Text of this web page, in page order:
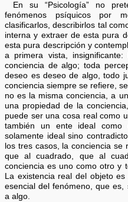
En su “Psicología” no
fenómenos psíquicos por
clasificarlos, describirlos tal
interna y extraer de esta pura
esta pura descripción y
a primera vista,
conciencia de algo; toda
deseo es deseo de algo, todo
conciencia siempre se refiere,
no es la misma conciencia, a
una propiedad de la
puede ser una cosa real como
también un ente ideal
solamente ideal sino
los tres casos, la conciencia
que al cuadrado, que al
conciencia es uno como otro y
La existencia real del objeto
esencial del fenómeno, que
a algo.